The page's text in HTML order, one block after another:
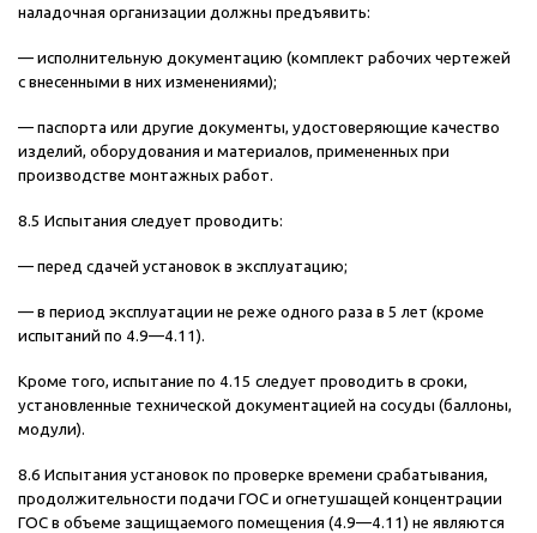
наладочная организации должны предъявить:
— исполнительную документацию (комплект рабочих чертежей
с внесенными в них изменениями);
— паспорта или другие документы, удостоверяющие качество
изделий, оборудования и материалов, примененных при
производстве монтажных работ.
8.5 Испытания следует проводить:
— перед сдачей установок в эксплуатацию;
— в период эксплуатации не реже одного раза в 5 лет (кроме
испытаний по 4.9—4.11).
Кроме того, испытание по 4.15 следует проводить в сроки,
установленные технической документацией на сосуды (баллоны,
модули).
8.6 Испытания установок по проверке времени срабатывания,
продолжительности подачи ГОС и огнетушащей концентрации
ГОС в объеме защищаемого помещения (4.9—4.11) не являются